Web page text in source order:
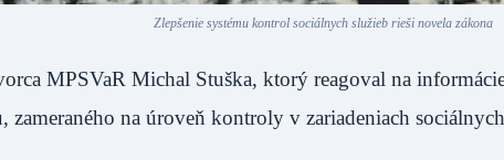
Zlepšenie systému kontrol sociálnych služieb rieši novela zákona
MPSVaR Michal Stuška, ktorý reagoval na
zameraného na úroveň kontroly v zariadeniach